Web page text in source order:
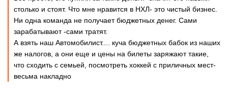
столько и стоят. Что мне нравится в НХЛ- это чистый бизнес.
Ни одна команда не получает бюджетных денег. Сами
зарабатывают -сами тратят.
А взять наш Автомобилист.... куча бюджетных бабок из наших
же налогов, а они еще и цены на билеты заряжают такие,
что сходить с семьей, посмотреть хоккей с приличных мест-
весьма накладно